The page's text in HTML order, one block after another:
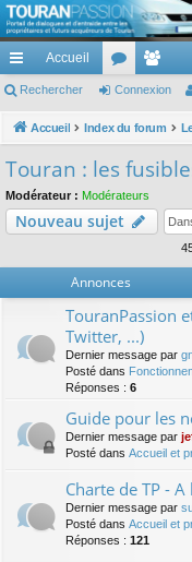
TouranPassion
Le forum des propriétaires ou
cc
ès
pi
de
Accueil
or
u
e
m
Rechercher Connexion
Accueil Index du forum
Touran : les
Modérateur : Modérateurs
Nouveau sujet
Annonces
TouranPassion
Twitter, ...)
Dernier message par
Posté dans
Réponses : 6
Guide pour les
Dernier message par
Posté dans Accueil et
Charte de TP - A
Dernier message par
Posté dans Accueil et
Réponses : 121